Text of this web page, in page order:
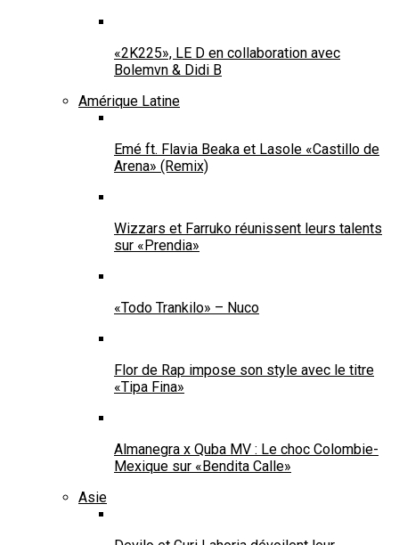
«2K225», LE D en collaboration avec
Bolemvn & Didi B
Amérique Latine
Emé ft. Flavia Beaka et Lasole «Castillo de
Arena» (Remix)
Wizzars et Farruko réunissent leurs talents
sur «Prendia»
«Todo Trankilo» – Nuco
Flor de Rap impose son style avec le titre
«Tipa Fina»
Almanegra x Quba MV : Le choc Colombie-
Mexique sur «Bendita Calle»
Asie